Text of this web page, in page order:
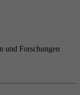
und Forschungen